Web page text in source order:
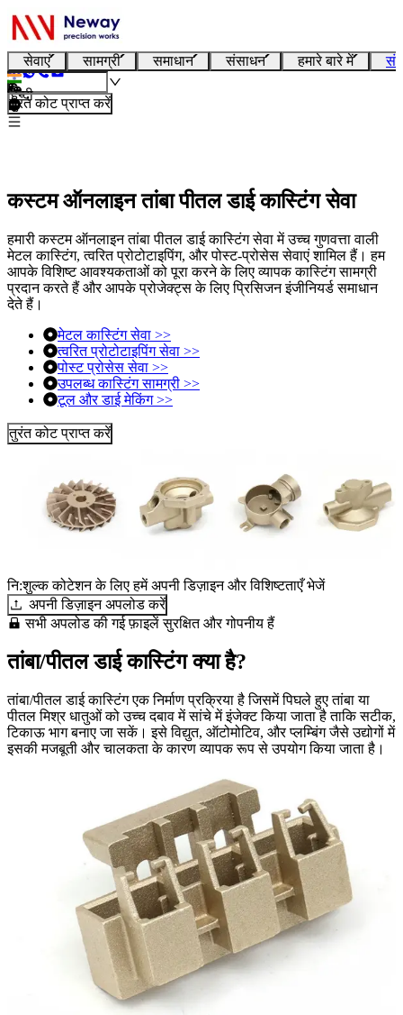
सेवाएं सामग्री समाधान संसाधन हमारे बारे में
हिन्दी
तुरंत कोट प्राप्त करें
कस्टम ऑनलाइन तांबा पीतल डाई कास्टिंग सेवा
हमारी कस्टम ऑनलाइन तांबा पीतल डाई कास्टिंग सेवा में उच्च गुणवत्ता वाली
मेटल कास्टिंग, त्वरित प्रोटोटाइपिंग, और पोस्ट-प्रोसेस सेवाएं शामिल हैं। हम
आपके विशिष्ट आवश्यकताओं को पूरा करने के लिए व्यापक कास्टिंग सामग्री
प्रदान करते हैं और आपके प्रोजेक्ट्स के लिए प्रिसिजन इंजीनियर्ड समाधान
देते हैं।
मेटल कास्टिंग सेवा >>
त्वरित प्रोटोटाइपिंग सेवा >>
पोस्ट प्रोसेस सेवा >>
उपलब्ध कास्टिंग सामग्री >>
टूल और डाई मेकिंग >>
तुरंत कोट प्राप्त करें
नि:शुल्क कोटेशन के लिए हमें अपनी डिज़ाइन और विशिष्टताएँ भेजें
अपनी डिज़ाइन अपलोड करें
सभी अपलोड की गई फ़ाइलें सुरक्षित और गोपनीय हैं
तांबा/पीतल डाई कास्टिंग क्या है?
तांबा/पीतल डाई कास्टिंग एक निर्माण प्रक्रिया है जिसमें पिघले हुए तांबा या
पीतल मिश्र धातुओं को उच्च दबाव में सांचे में इंजेक्ट किया जाता है ताकि सटीक,
टिकाऊ भाग बनाए जा सकें। इसे विद्युत, ऑटोमोटिव, और प्लम्बिंग जैसे उद्योगों में
इसकी मजबूती और चालकता के कारण व्यापक रूप से उपयोग किया जाता है।